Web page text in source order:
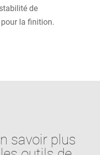
de
la finition.
savoir plus